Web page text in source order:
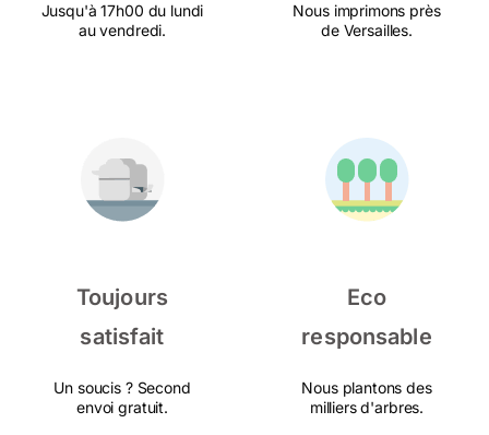
Jusqu'à 17h00 du lundi
au vendredi.
Nous imprimons près
de Versailles.
Toujours
satisfait
Un soucis ? Second
envoi gratuit.
Eco
responsable
Nous plantons des
milliers d'arbres.